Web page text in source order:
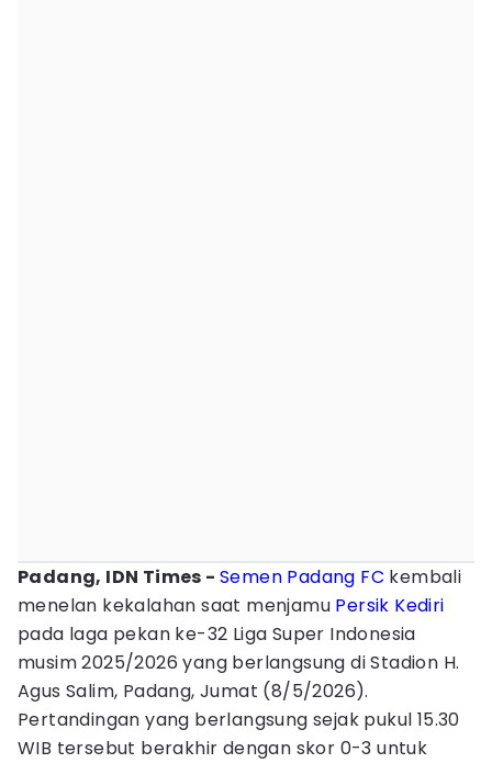
Padang, IDN Times - Semen Padang FC kembali
menelan kekalahan saat menjamu Persik Kediri
pada laga pekan ke-32 Liga Super Indonesia
musim 2025/2026 yang berlangsung di Stadion H.
Agus Salim, Padang, Jumat (8/5/2026).
Pertandingan yang berlangsung sejak pukul 15.30
WIB tersebut berakhir dengan skor 0-3 untuk